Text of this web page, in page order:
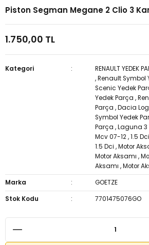
Piston Segman Megane 2 Clio 3
1.750,00 TL
Kategori RENAULT YEDEK
,Renault Symbol
Scenic Yedek
Yedek Parça ,
Parça ,Dacia
Symbol Yedek
Parça ,Laguna 3
Mcv 07-12 ,1.5 Dci
1.5 Dci ,Motor
Motor Aksamı ,
Aksamı ,Motor
Marka
GOETZE
Stok Kodu
7701475076GO